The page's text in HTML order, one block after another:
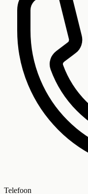
Telefoon